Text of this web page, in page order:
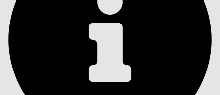
Innehållsförteckningar
INNEHÅLLSFÖRTECKNINGAR